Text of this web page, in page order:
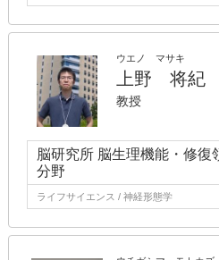
ウエノ マサキ
上野 将紀
教授
脳研究所 脳生理機能・修復
分野
ライフサイエンス / 神経形態学